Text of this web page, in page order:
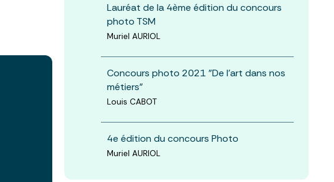
Lauréat de la 4ème édition du concours
photo TSM
Muriel AURIOL
Concours photo 2021 "De l’art dans nos
métiers"
Louis CABOT
4e édition du concours Photo
Muriel AURIOL